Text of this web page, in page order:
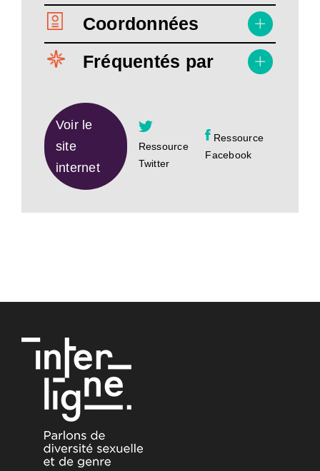
Coordonnées
Fréquentés par
Voir le
site
internet
Ressource
Twitter
Ressource
Facebook